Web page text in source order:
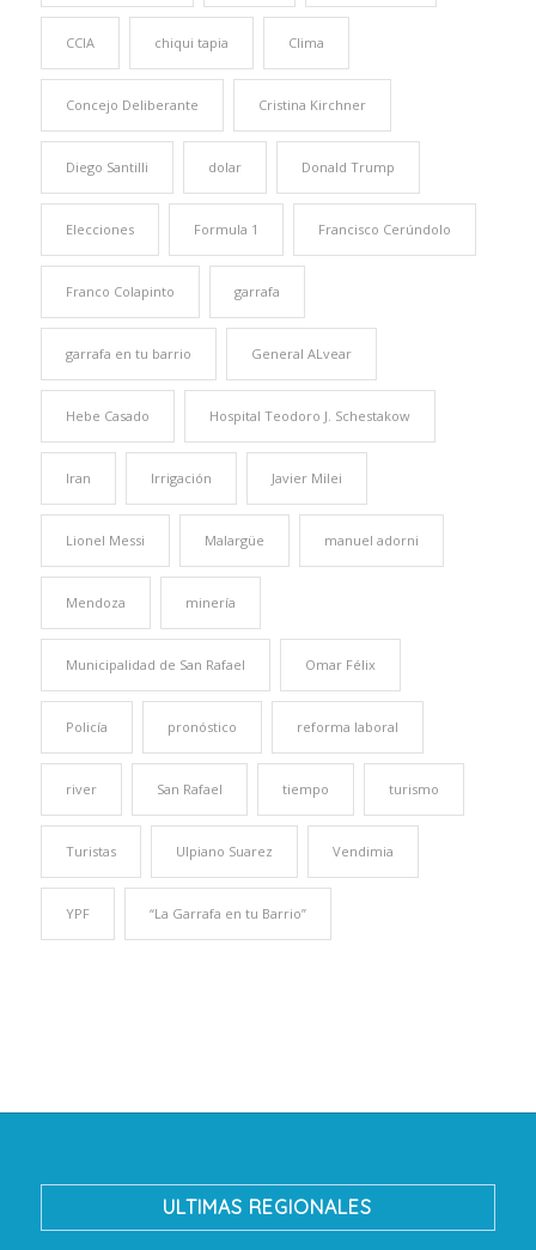
CCIA chiqui tapia Clima
Concejo Deliberante Cristina Kirchner
Diego Santilli dolar Donald Trump
Elecciones Formula 1 Francisco Cerúndolo
Franco Colapinto garrafa
garrafa en tu barrio General ALvear
Hebe Casado Hospital Teodoro J. Schestakow
Iran Irrigación Javier Milei
Lionel Messi Malargüe manuel adorni
Mendoza minería
Municipalidad de San Rafael Omar Félix
Policía pronóstico reforma laboral
river San Rafael tiempo turismo
Turistas Ulpiano Suarez Vendimia
YPF “La Garrafa en tu Barrio”
ULTIMAS REGIONALES